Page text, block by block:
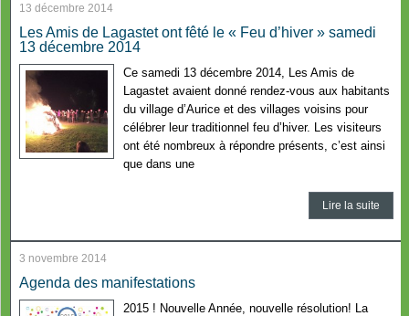
13 décembre 2014
Les Amis de Lagastet ont fêté le « Feu d’hiver » samedi
13 décembre 2014
Ce samedi 13 décembre 2014, Les Amis de
Lagastet avaient donné rendez-vous aux habitants
du village d’Aurice et des villages voisins pour
célébrer leur traditionnel feu d’hiver. Les visiteurs
ont été nombreux à répondre présents, c’est ainsi
que dans une
Lire la suite
3 novembre 2014
Agenda des manifestations
2015 ! Nouvelle Année, nouvelle résolution! La